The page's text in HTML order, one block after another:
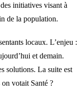
initiatives visant à
de la population.
locaux. L’enjeu :
et demain.
solutions. La suite est
votait Santé ?